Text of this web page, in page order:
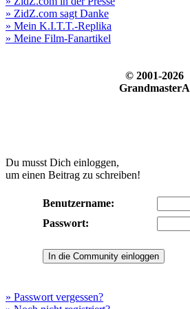
» ZidZ.com sagt Danke
» Mein K.I.T.T.-Replika
» Meine Film-Fanartikel
© 2001-2026
GrandmasterA
Du musst Dich einloggen,
um einen Beitrag zu schreiben!
Benutzername:
Passwort:
» Passwort vergessen?